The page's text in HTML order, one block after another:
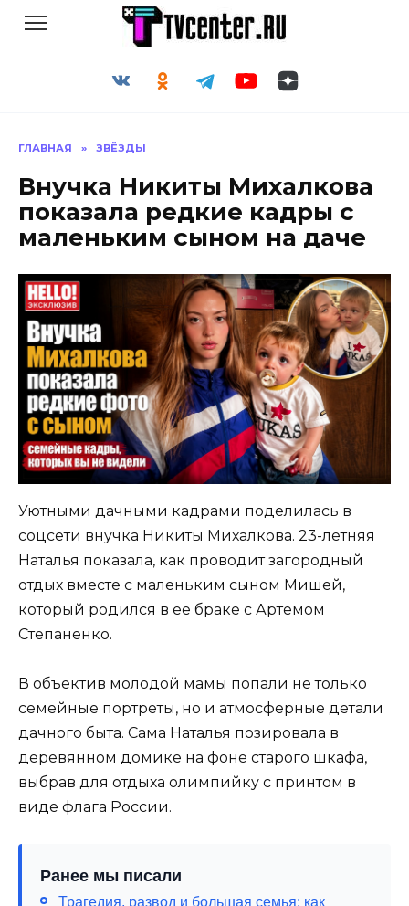
ГЛАВНАЯ » ЗВЁЗДЫ
Внучка Никиты Михалкова
показала редкие кадры с
маленьким сыном на даче
Уютными дачными кадрами поделилась в
соцсети внучка Никиты Михалкова. 23-летняя
Наталья показала, как проводит загородный
отдых вместе с маленьким сыном Мишей,
который родился в ее браке с Артемом
Степаненко.
В объектив молодой мамы попали не только
семейные портреты, но и атмосферные детали
дачного быта. Сама Наталья позировала в
деревянном домике на фоне старого шкафа,
выбрав для отдыха олимпийку с принтом в
виде флага России.
Ранее мы писали
Трагедия, развод и большая семья: как